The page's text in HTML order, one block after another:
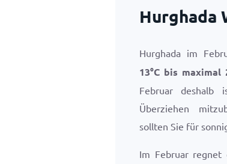
Hurghada
Hurghada im
13°C bis maximal
Februar
Überziehen
sollten Sie für
Im Februar regnet